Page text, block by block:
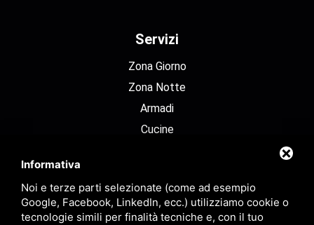
Informativa
Noi e terze parti selezionate (come ad esempio
Google, Facebook, LinkedIn, ecc.) utilizziamo cookie o
tecnologie simili per finalità tecniche e, con il tuo
Servizi
Zona Giorno
Zona Notte
Armadi
Cucine
Contatti